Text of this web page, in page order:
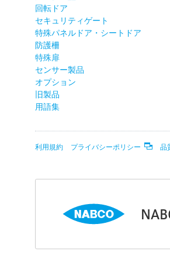
回転ドア
セキュリティゲート
特殊パネルドア・シートドア
防護柵
特殊扉
センサー製品
オプション
旧製品
用語集
利用規約 プライバシーポリシー 品